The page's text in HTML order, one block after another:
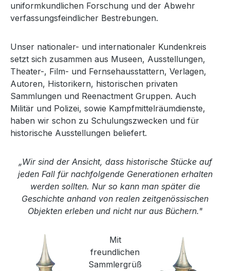
uniformkundlichen Forschung und der Abwehr
verfassungsfeindlicher Bestrebungen.
Unser nationaler- und internationaler Kundenkreis
setzt sich zusammen aus Museen, Ausstellungen,
Theater-, Film- und Fernsehausstattern, Verlagen,
Autoren, Historikern, historischen privaten
Sammlungen und Reenactment Gruppen. Auch
Militär und Polizei, sowie Kampfmittelräumdienste,
haben wir schon zu Schulungszwecken und für
historische Ausstellungen beliefert.
„Wir sind der Ansicht, dass historische Stücke auf
jeden Fall für nachfolgende Generationen erhalten
werden sollten. Nur so kann man später die
Geschichte anhand von realen zeitgenössischen
Objekten erleben und nicht nur aus Büchern."
Mit
freundlichen
Sammlergrüß